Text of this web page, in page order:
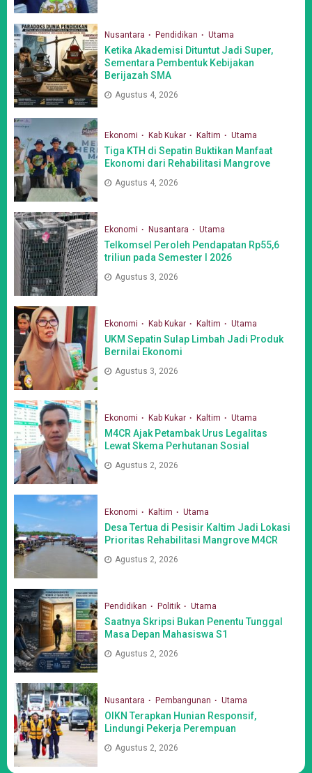
Nusantara Pendidikan Utama
Ketika Akademisi Dituntut Jadi Super,
Sementara Pembentuk Kebijakan
Berijazah SMA
Agustus 4, 2026
Ekonomi Kab Kukar Kaltim Utama
Tiga KTH di Sepatin Buktikan Manfaat
Ekonomi dari Rehabilitasi Mangrove
Agustus 4, 2026
Ekonomi Nusantara Utama
Telkomsel Peroleh Pendapatan Rp55,6
triliun pada Semester I 2026
Agustus 3, 2026
Ekonomi Kab Kukar Kaltim Utama
UKM Sepatin Sulap Limbah Jadi Produk
Bernilai Ekonomi
Agustus 3, 2026
Ekonomi Kab Kukar Kaltim Utama
M4CR Ajak Petambak Urus Legalitas
Lewat Skema Perhutanan Sosial
Agustus 2, 2026
Ekonomi Kaltim Utama
Desa Tertua di Pesisir Kaltim Jadi Lokasi
Prioritas Rehabilitasi Mangrove M4CR
Agustus 2, 2026
Pendidikan Politik Utama
Saatnya Skripsi Bukan Penentu Tunggal
Masa Depan Mahasiswa S1
Agustus 2, 2026
Nusantara Pembangunan Utama
OIKN Terapkan Hunian Responsif,
Lindungi Pekerja Perempuan
Agustus 2, 2026